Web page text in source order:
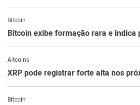
Bitcoin
Bitcoin exibe formação rara e indica
Altcoins
XRP pode registrar forte alta nos
Bitcoin